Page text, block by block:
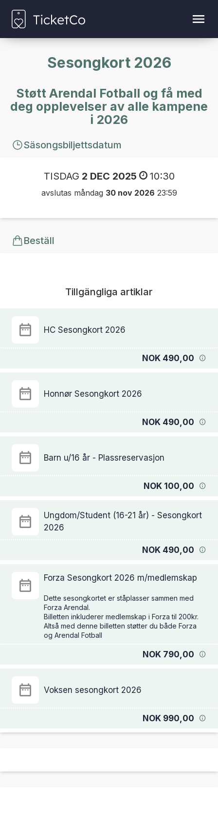
Sesongkort 2026
Støtt Arendal Fotball og få med
deg opplevelser av alle kampene
i 2026
Säsongsbiljettsdatum
TISDAG 2 DEC 2025 10:30
avslutas måndag 30 nov 2026 23:59
Beställ
Tillgängliga artiklar
HC Sesongkort 2026
NOK 490,00
Honnør Sesongkort 2026
NOK 490,00
Barn u/16 år - Plassreservasjon
NOK 100,00
Ungdom/Student (16-21 år) - Sesongkort
2026
NOK 490,00
Forza Sesongkort 2026 m/medlemskap
Dette sesongkortet er ståplasser sammen med
Forza Arendal.
Billetten inkluderer medlemskap i Forza til 200kr.
Altså med denne billetten støtter du både Forza
NOK 790,00
Voksen sesongkort 2026
NOK 990,00